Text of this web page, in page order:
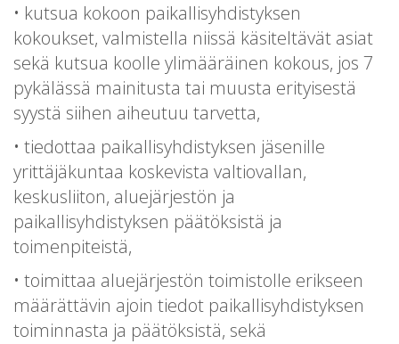
• kutsua kokoon paikallisyhdistyksen
kokoukset, valmistella niissä käsiteltävät asiat
sekä kutsua koolle ylimääräinen kokous, jos 7
pykälässä mainitusta tai muusta erityisestä
syystä siihen aiheutuu tarvetta,
• tiedottaa paikallisyhdistyksen jäsenille
yrittäjäkuntaa koskevista valtiovallan,
keskusliiton, aluejärjestön ja
paikallisyhdistyksen päätöksistä ja
toimenpiteistä,
• toimittaa aluejärjestön toimistolle erikseen
määrättävin ajoin tiedot paikallisyhdistyksen
toiminnasta ja päätöksistä, sekä